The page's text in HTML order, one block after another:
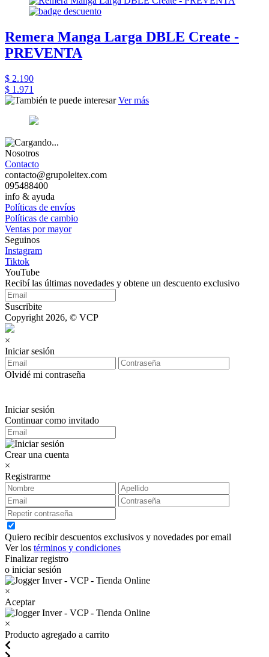
Remera Manga Larga DBLE Create -
PREVENTA
$ 2.190
$ 1.971
Ver más
Nosotros
Contacto
contacto@grupoleitex.com
095488400
info & ayuda
Políticas de envíos
Políticas de cambio
Ventas por mayor
Seguinos
Instagram
Tiktok
YouTube
Recibí las últimas novedades y obtene un descuento exclusivo
Suscribite
Copyright 2026, © VCP
×
Iniciar sesión
Olvidé mi contraseña
Iniciar sesión
Continuar como invitado
Crear una cuenta
×
Registrarme
Quiero recibir descuentos exclusivos y novedades por email
Ver los términos y condiciones
Finalizar registro
o iniciar sesión
×
Aceptar
×
Producto agregado a carrito